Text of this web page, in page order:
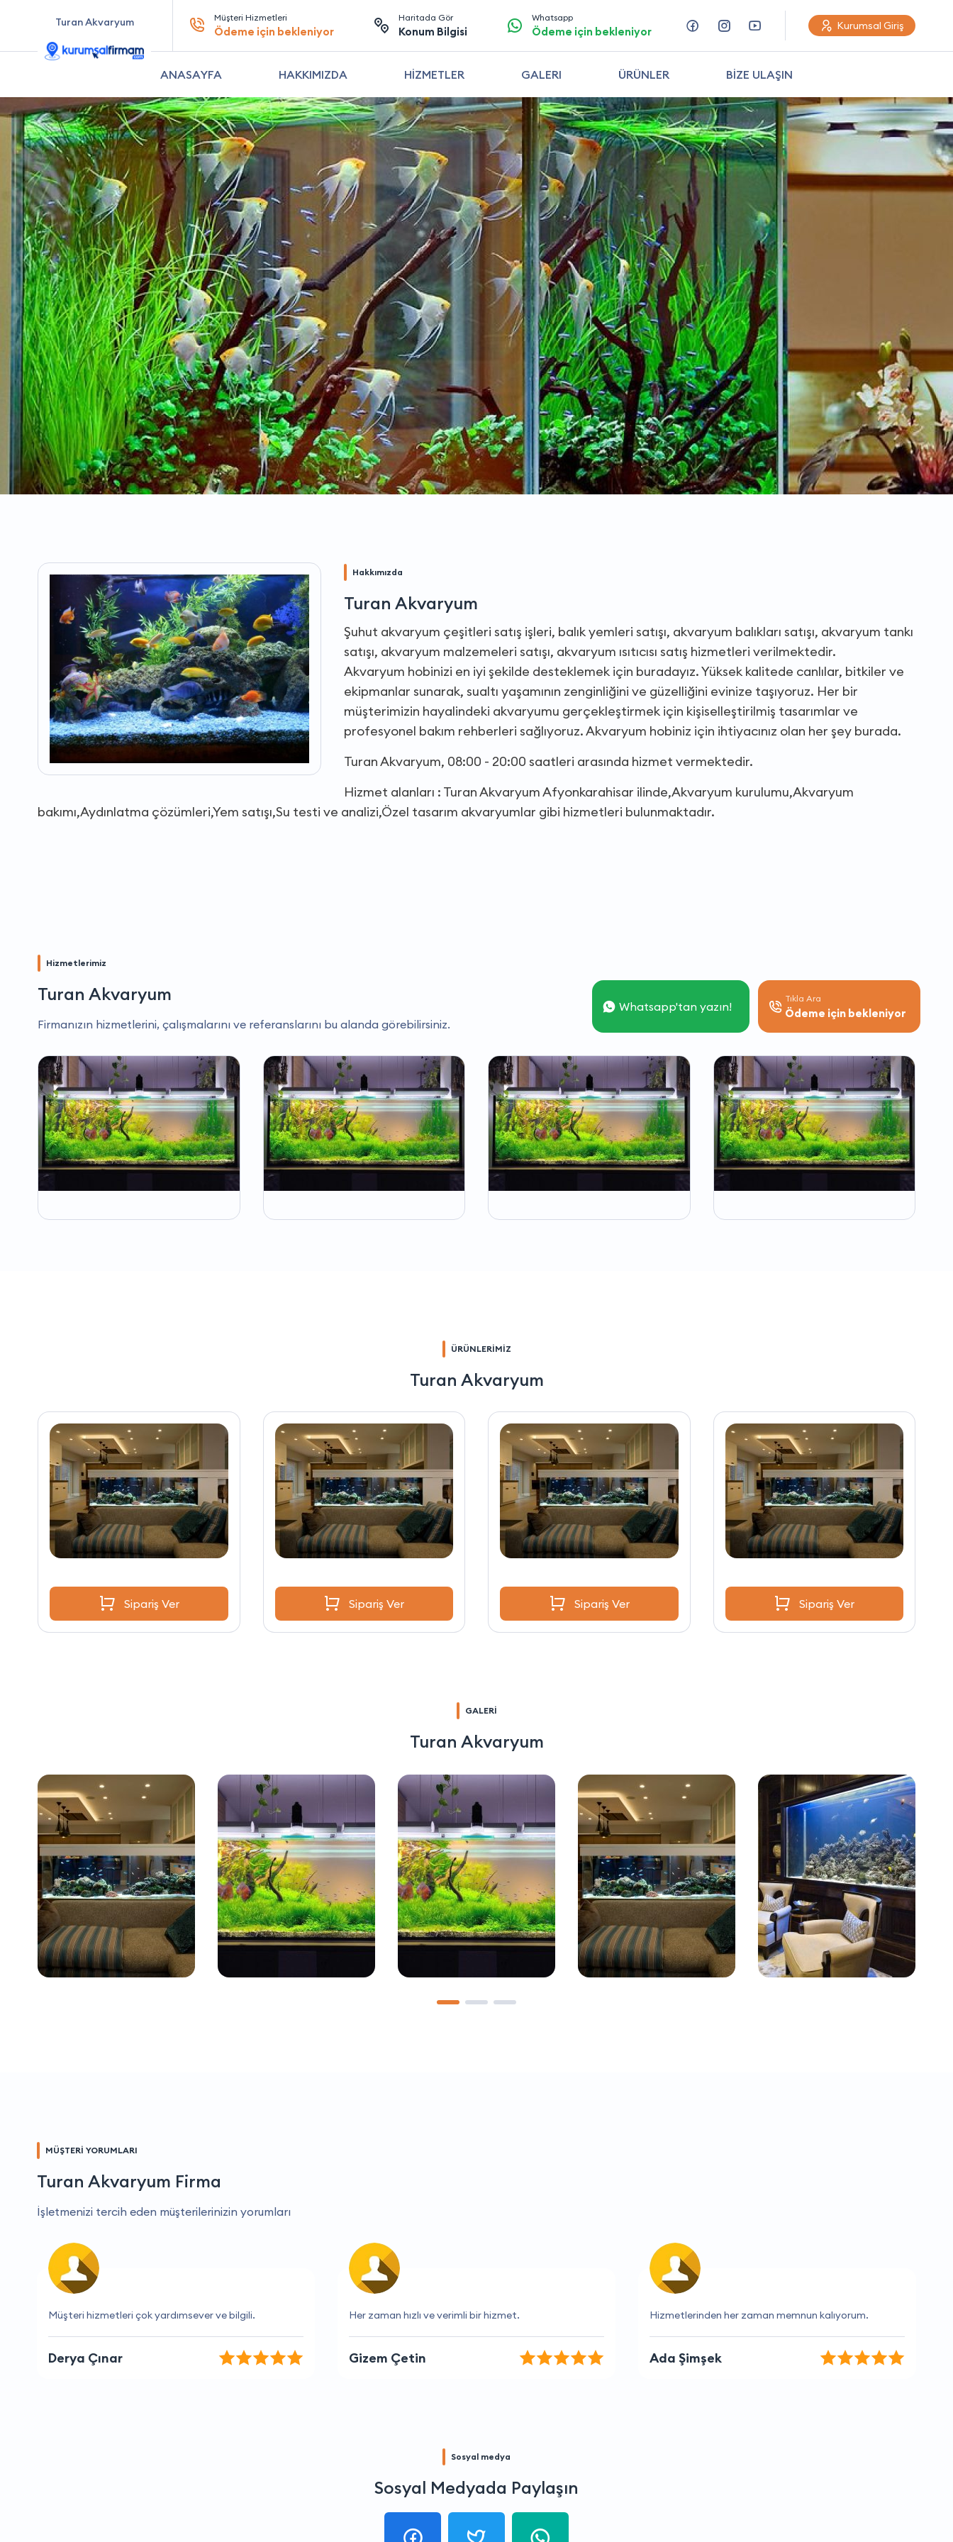
Turan Akvaryum Müşteri Hizmetleri
Ödeme için bekleniyor
Haritada Gör
Konum Bilgisi
Whatsapp
Ödeme için bekleniyor Kurumsal Giriş
ANASAYFA HAKKIMIZDA HİZMETLER GALERI ÜRÜNLER BİZE ULAŞIN
Hakkımızda
Turan Akvaryum
Şuhut akvaryum çeşitleri satış işleri, balık yemleri satışı, akvaryum balıkları satışı, akvaryum tankı
satışı, akvaryum malzemeleri satışı, akvaryum ısıtıcısı satış hizmetleri verilmektedir.
Akvaryum hobinizi en iyi şekilde desteklemek için buradayız. Yüksek kalitede canlılar, bitkiler ve
ekipmanlar sunarak, sualtı yaşamının zenginliğini ve güzelliğini evinize taşıyoruz. Her bir
müşterimizin hayalindeki akvaryumu gerçekleştirmek için kişiselleştirilmiş tasarımlar ve
profesyonel bakım rehberleri sağlıyoruz. Akvaryum hobiniz için ihtiyacınız olan her şey burada.
Turan Akvaryum, 08:00 - 20:00 saatleri arasında hizmet vermektedir.
Hizmet alanları : Turan Akvaryum Afyonkarahisar ilinde,Akvaryum kurulumu,Akvaryum
bakımı,Aydınlatma çözümleri,Yem satışı,Su testi ve analizi,Özel tasarım akvaryumlar gibi hizmetleri bulunmaktadır.
Hizmetlerimiz
Turan Akvaryum
Firmanızın hizmetlerini, çalışmalarını ve referanslarını bu alanda görebilirsiniz.
Whatsapp'tan yazın!
Tıkla Ara
Ödeme için bekleniyor
ÜRÜNLERİMİZ
Turan Akvaryum
Sipariş Ver Sipariş Ver Sipariş Ver Sipariş Ver
GALERİ
Turan Akvaryum
MÜŞTERİ YORUMLARI
Turan Akvaryum Firma
İşletmenizi tercih eden müşterilerinizin yorumları
Her zaman hızlı ve verimli bir hizmet.
Gizem Çetin
Hizmetlerinden her zaman memnun kalıyorum.
Ada Şimşek
Müşteri hizmetleri çok yardımsever ve bilgili.
Derya Çınar
Sosyal medya
Sosyal Medyada Paylaşın